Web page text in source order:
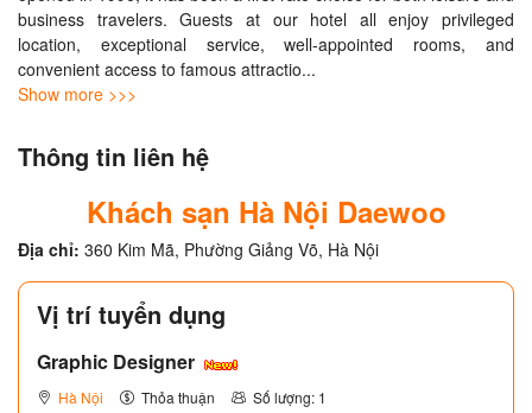
business travelers. Guests at our hotel all enjoy privileged
location, exceptional service, well-appointed rooms, and
convenient access to famous attractio...
Show more >>>
Thông tin liên hệ
Khách sạn Hà Nội Daewoo
Địa chỉ: 360 Kim Mã, Phường Giảng Võ, Hà Nội
Vị trí tuyển dụng
Graphic Designer
Hà Nội Thỏa thuận Số lượng: 1